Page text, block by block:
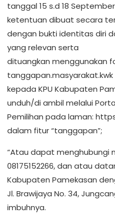
tanggal 15 s.d 18
ketentuan dibuat secara
dengan bukti identitas diri
yang relevan serta
dituangkan menggunakan
tanggapan.masyarakat.kwk
kepada KPU Kabupaten
unduh/di ambil melalui
Pemilihan pada laman:
dalam fitur “tanggapan”;
“Atau dapat menghubungi
08175152266, dan atau
Kabupaten Pamekasan
Jl. Brawijaya No. 34,
imbuhnya.